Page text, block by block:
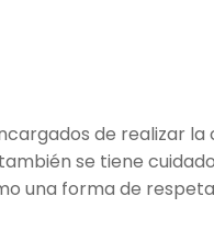
de realizar
se tiene
una forma de